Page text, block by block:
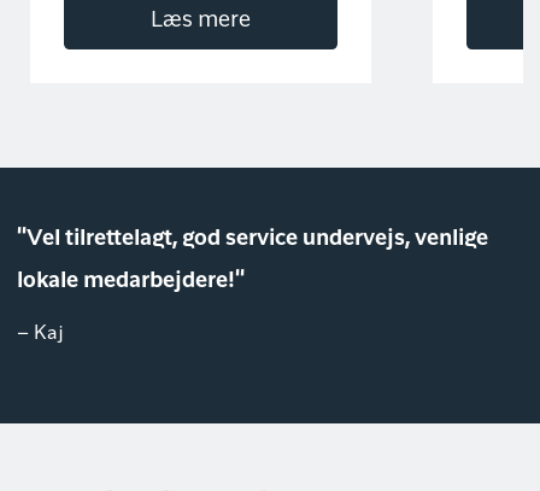
Læs mere
"Vel tilrettelagt, god service undervejs, venlige
lokale medarbejdere!"
– Kaj